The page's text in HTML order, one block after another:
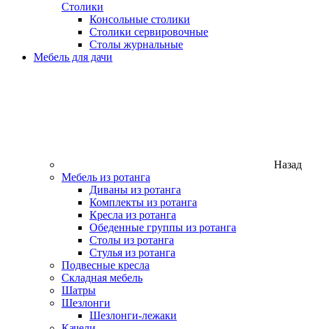
Столики
Консольные столики
Столики сервировочные
Столы журнальные
Мебель для дачи
Назад
Мебель из ротанга
Диваны из ротанга
Комплекты из ротанга
Кресла из ротанга
Обеденные группы из ротанга
Столы из ротанга
Стулья из ротанга
Подвесные кресла
Складная мебель
Шатры
Шезлонги
Шезлонги-лежаки